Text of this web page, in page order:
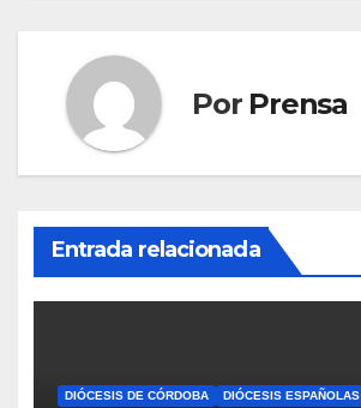
Por Prensa
Entrada relacionada
DIÓCESIS DE CÓRDOBA DIÓCESIS ESPAÑOLAS